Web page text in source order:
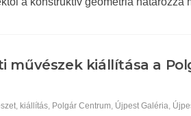
művészek kiállítása a
kiállítás Polgár Centrum Újpest Galéria